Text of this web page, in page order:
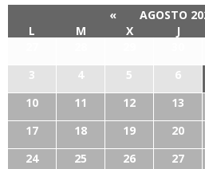
« AGOSTO
L
M X J
3
4 5 6
10
11 12 13
17
18 19 20
24
25 26 27